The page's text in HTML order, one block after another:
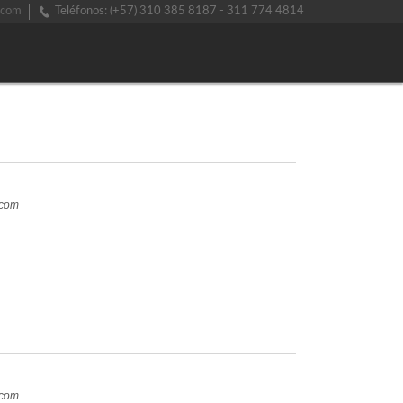
Teléfonos: (+57) 310 385 8187 - 311 774 4814